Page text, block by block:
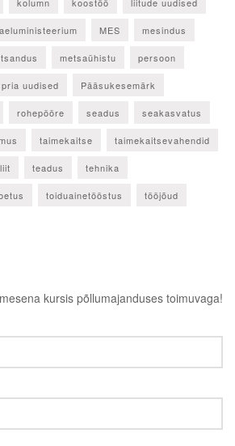
MES mesindus
metsaühistu persoon
pria uudised Pääsukesemärk
rohepööre seadus seakasvatus
taimekaitse taimekaitsevahendid
teadus tehnika
toiduainetööstus tööjõud
kursis põllumajanduses toimuvaga!